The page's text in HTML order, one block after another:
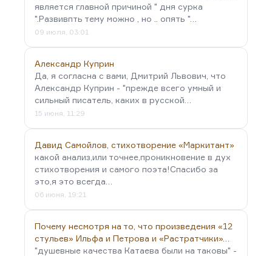
является главной причиной " дня сурка
".Развивпть тему можно , но .. опять "…
09 июля, 03:01
Александр Куприн
Да, я согласна с вами, Дмитрий Львович, что
Александр Куприн - "прежде всего умный и
сильный писатель, каких в русской…
15 июня, 11:29
Давид Самойлов, стихотворение «Маркитант»
какой анализ,или точнее,проникновение в дух
стихотворения и самого поэта!Спасибо за
это,я это всегда…
06 июня, 19:21
Почему несмотря на то, что произведения «12
стульев» Ильфа и Петрова и «Растратчики»…
"душевные качества Катаева были на таковы" -